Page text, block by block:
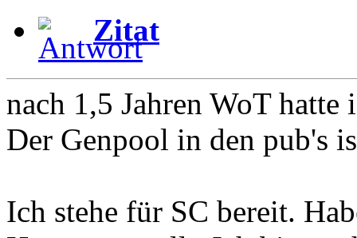
Zitat
nach 1,5 Jahren WoT
Der Genpool in den pub's
Ich stehe für SC bereit.